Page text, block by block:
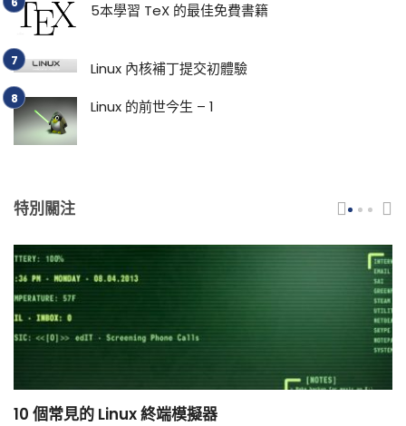
5本學習 TeX 的最佳免費書籍
Linux 內核補丁提交初體驗
Linux 的前世今生 – 1
特別關注
10 個常見的 Linux 終端模擬器